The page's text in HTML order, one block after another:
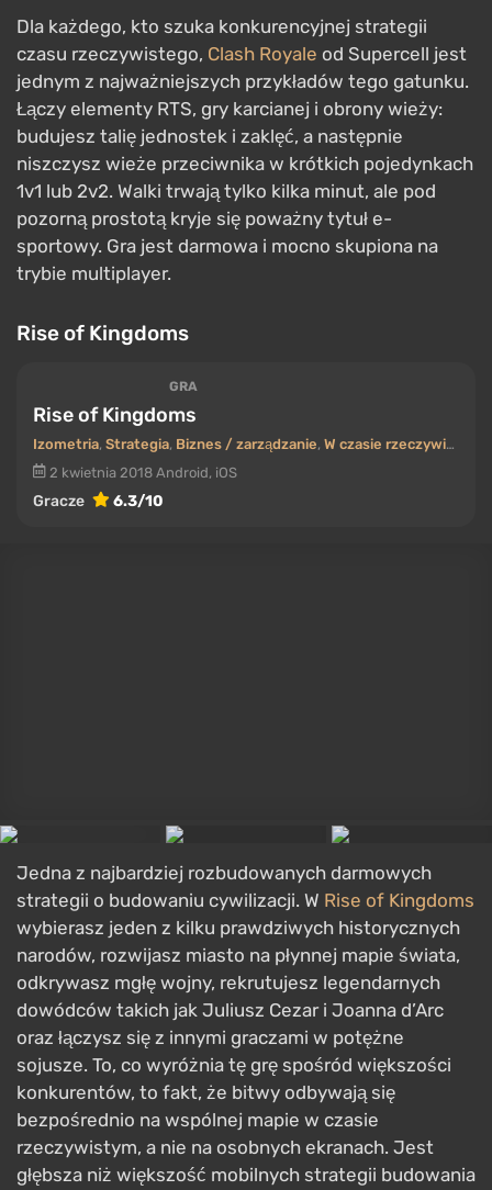
Dla każdego, kto szuka konkurencyjnej strategii
czasu rzeczywistego, Clash Royale od Supercell jest
jednym z najważniejszych przykładów tego gatunku.
Łączy elementy RTS, gry karcianej i obrony wieży:
budujesz talię jednostek i zaklęć, a następnie
niszczysz wieże przeciwnika w krótkich pojedynkach
1v1 lub 2v2. Walki trwają tylko kilka minut, ale pod
pozorną prostotą kryje się poważny tytuł e-
sportowy. Gra jest darmowa i mocno skupiona na
trybie multiplayer.
Rise of Kingdoms
GRA
Rise of Kingdoms
Izometria, Strategia, Biznes / zarządzanie, W czasie rzeczywistym
2 kwietnia 2018 Android, iOS
Gracze 6.3/10
Jedna z najbardziej rozbudowanych darmowych
strategii o budowaniu cywilizacji. W Rise of Kingdoms
wybierasz jeden z kilku prawdziwych historycznych
narodów, rozwijasz miasto na płynnej mapie świata,
odkrywasz mgłę wojny, rekrutujesz legendarnych
dowódców takich jak Juliusz Cezar i Joanna d’Arc
oraz łączysz się z innymi graczami w potężne
sojusze. To, co wyróżnia tę grę spośród większości
konkurentów, to fakt, że bitwy odbywają się
bezpośrednio na wspólnej mapie w czasie
rzeczywistym, a nie na osobnych ekranach. Jest
głębsza niż większość mobilnych strategii budowania